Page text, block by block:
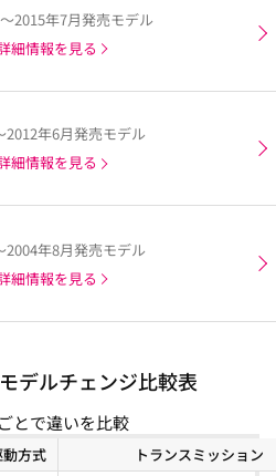
2015年7月発売モデル
細情報を見る
2012年6月発売モデル
細情報を見る
2004年8月発売モデル
細情報を見る
デルチェンジ比較表
とで違いを比較
方式
トランスミッション